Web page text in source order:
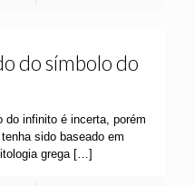
do símbolo do
do infinito é incerta, porém
sido baseado em
grega[…]